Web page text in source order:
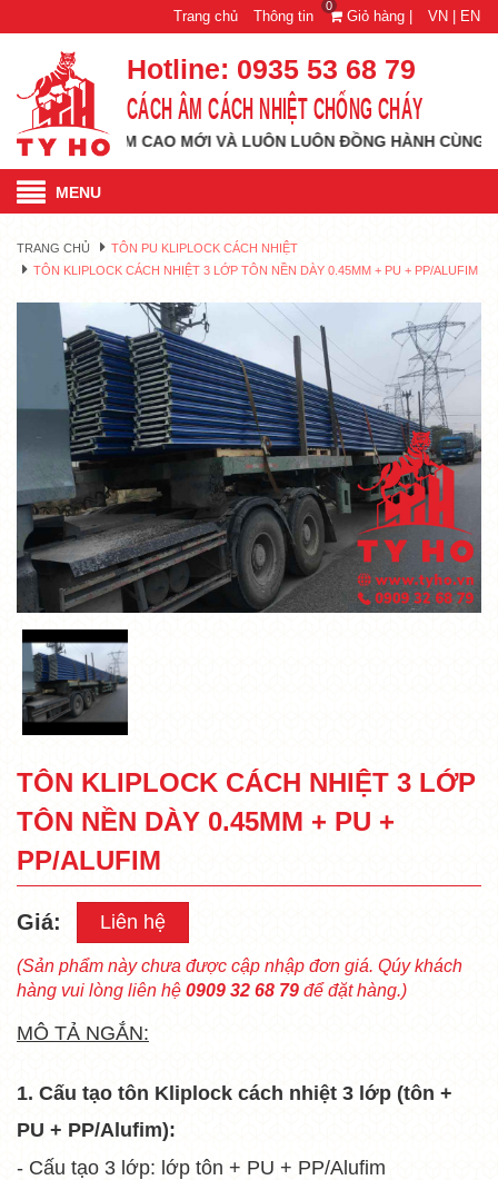
Trang chủ Thông tin
0
Giỏ hàng | VN | EN
Hotline: 0935 53 68 79
CÁCH ÂM CÁCH NHIỆT CHỐNG CHÁY
TẦM CAO MỚI VÀ LUÔN LUÔN ĐỒNG HÀNH CÙNG QUÝ
MENU
TRANG CHỦ
TÔN PU KLIPLOCK CÁCH NHIỆT
TÔN KLIPLOCK CÁCH NHIỆT 3 LỚP TÔN NỀN DÀY 0.45MM + PU + PP/ALUFIM
TÔN KLIPLOCK CÁCH NHIỆT 3 LỚP
TÔN NỀN DÀY 0.45MM + PU +
PP/ALUFIM
Giá: Liên hệ
(Sản phẩm này chưa được cập nhập đơn giá. Qúy khách
hàng vui lòng liên hệ 0909 32 68 79 để đặt hàng.)
MÔ TẢ NGẮN:
1. Cấu tạo tôn Kliplock cách nhiệt 3 lớp (tôn +
PU + PP/Alufim):
- Cấu tạo 3 lớp: lớp tôn + PU + PP/Alufim